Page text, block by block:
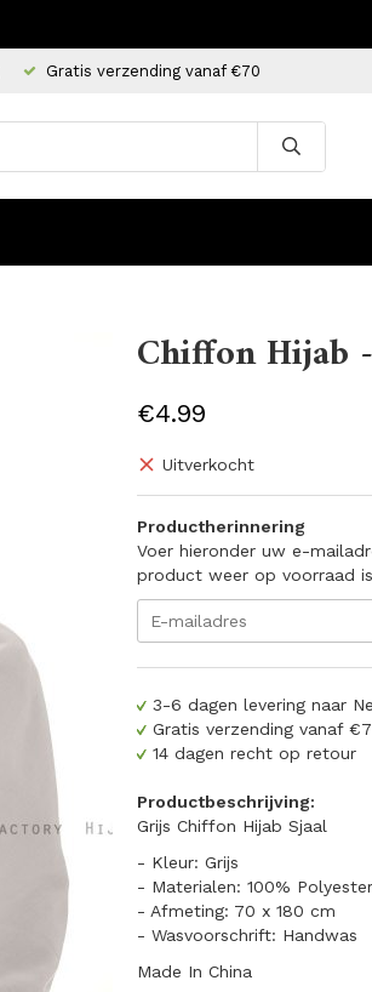
Gratis verzending vanaf €70
Chiffon Hijab
€4.99
Uitverkocht
Productherinnering
Voer hieronder uw e-
product weer op voorraad
3-6 dagen levering naar
Gratis verzending vanaf
14 dagen recht op retour
Productbeschrijving:
Grijs Chiffon Hijab Sjaal
- Kleur: Grijs
- Materialen: 100% Polyester
- Afmeting: 70 x 180 cm
- Wasvoorschrift: Handwas
Made In China